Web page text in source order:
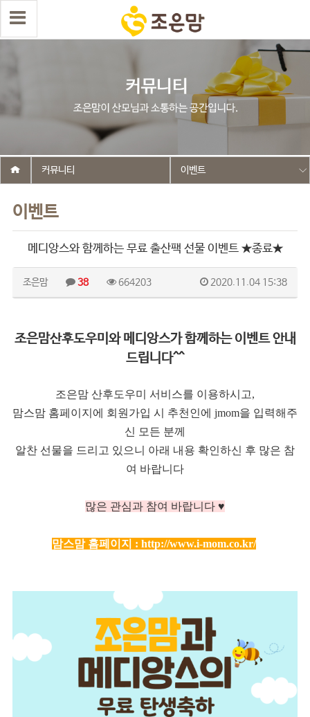
이벤트
커뮤니티 이벤트
메디앙스와 함께하는 무료 출산팩 선물 이벤트 ★종료★
조은맘 38 664203 2020.11.04 15:38
조은맘산후도우미와 메디앙스가 함께하는 이벤트 안내
드립니다^^
조은맘 산후도우미 서비스를 이용하시고,
맘스맘 홈페이지에 회원가입 시 추천인에 jmom을 입력해주
신 모든 분께
알찬 선물을 드리고 있으니 아래 내용 확인하신 후 많은 참
여 바랍니다
많은 관심과 참여 바랍니다 ♥
맘스맘 홈페이지 : http://www.i-mom.co.kr/